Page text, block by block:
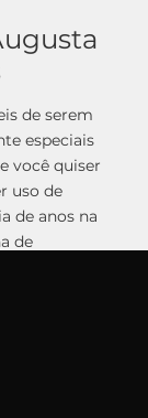
de serem
especiais
você quiser
uso de
de anos na
de